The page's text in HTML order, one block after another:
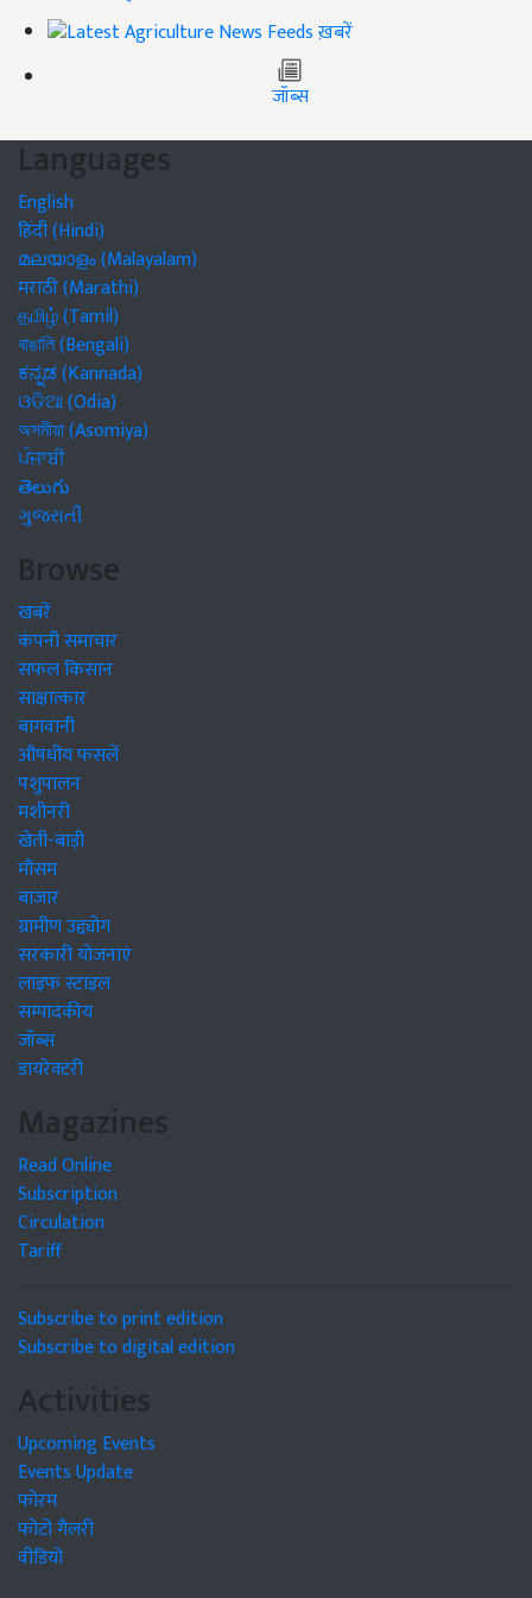
ख़बरें
जॉब्स
Languages
English
हिंदी (Hindi)
മലയാളം (Malayalam)
मराठी (Marathi)
தமிழ் (Tamil)
বাঙালি (Bengali)
ಕನ್ನಡ (Kannada)
ଓଡିଆ (Odia)
অসমীয়া (Asomiya)
ਪੰਜਾਬੀ
తెలుగు
ગુજરાતી
Browse
खबरें
कंपनी समाचार
सफल किसान
साक्षात्कार
बागवानी
औषधीय फसलें
पशुपालन
मशीनरी
खेती-बाड़ी
मौसम
बाजार
ग्रामीण उद्द्योग
सरकारी योजनाएं
लाइफ स्टाइल
सम्पादकीय
जॉब्स
डायरेक्टरी
Magazines
Read Online
Subscription
Circulation
Tariff
Subscribe to print edition
Subscribe to digital edition
Activities
Upcoming Events
Events Update
फोरम
फोटो गैलरी
वीडियो